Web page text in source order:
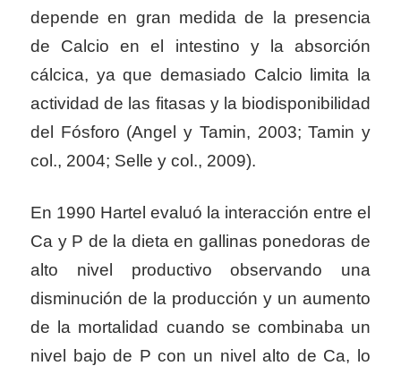
depende en gran medida de la presencia
de Calcio en el intestino y la absorción
cálcica, ya que demasiado Calcio limita la
actividad de las fitasas y la biodisponibilidad
del Fósforo (Angel y Tamin, 2003; Tamin y
col., 2004; Selle y col., 2009).
En 1990 Hartel evaluó la interacción entre el
Ca y P de la dieta en gallinas ponedoras de
alto nivel productivo observando una
disminución de la producción y un aumento
de la mortalidad cuando se combinaba un
nivel bajo de P con un nivel alto de Ca, lo